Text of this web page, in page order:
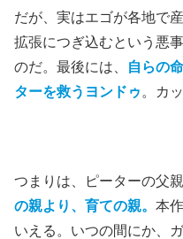
だが、実はエゴが各地で
拡張につぎ込むという悪
のだ。最後には、
自らの
ターを救うヨンドゥ 。カ
つまりは、ピーターの父
の親より、育ての親。 本
いえる。いつの間にか、